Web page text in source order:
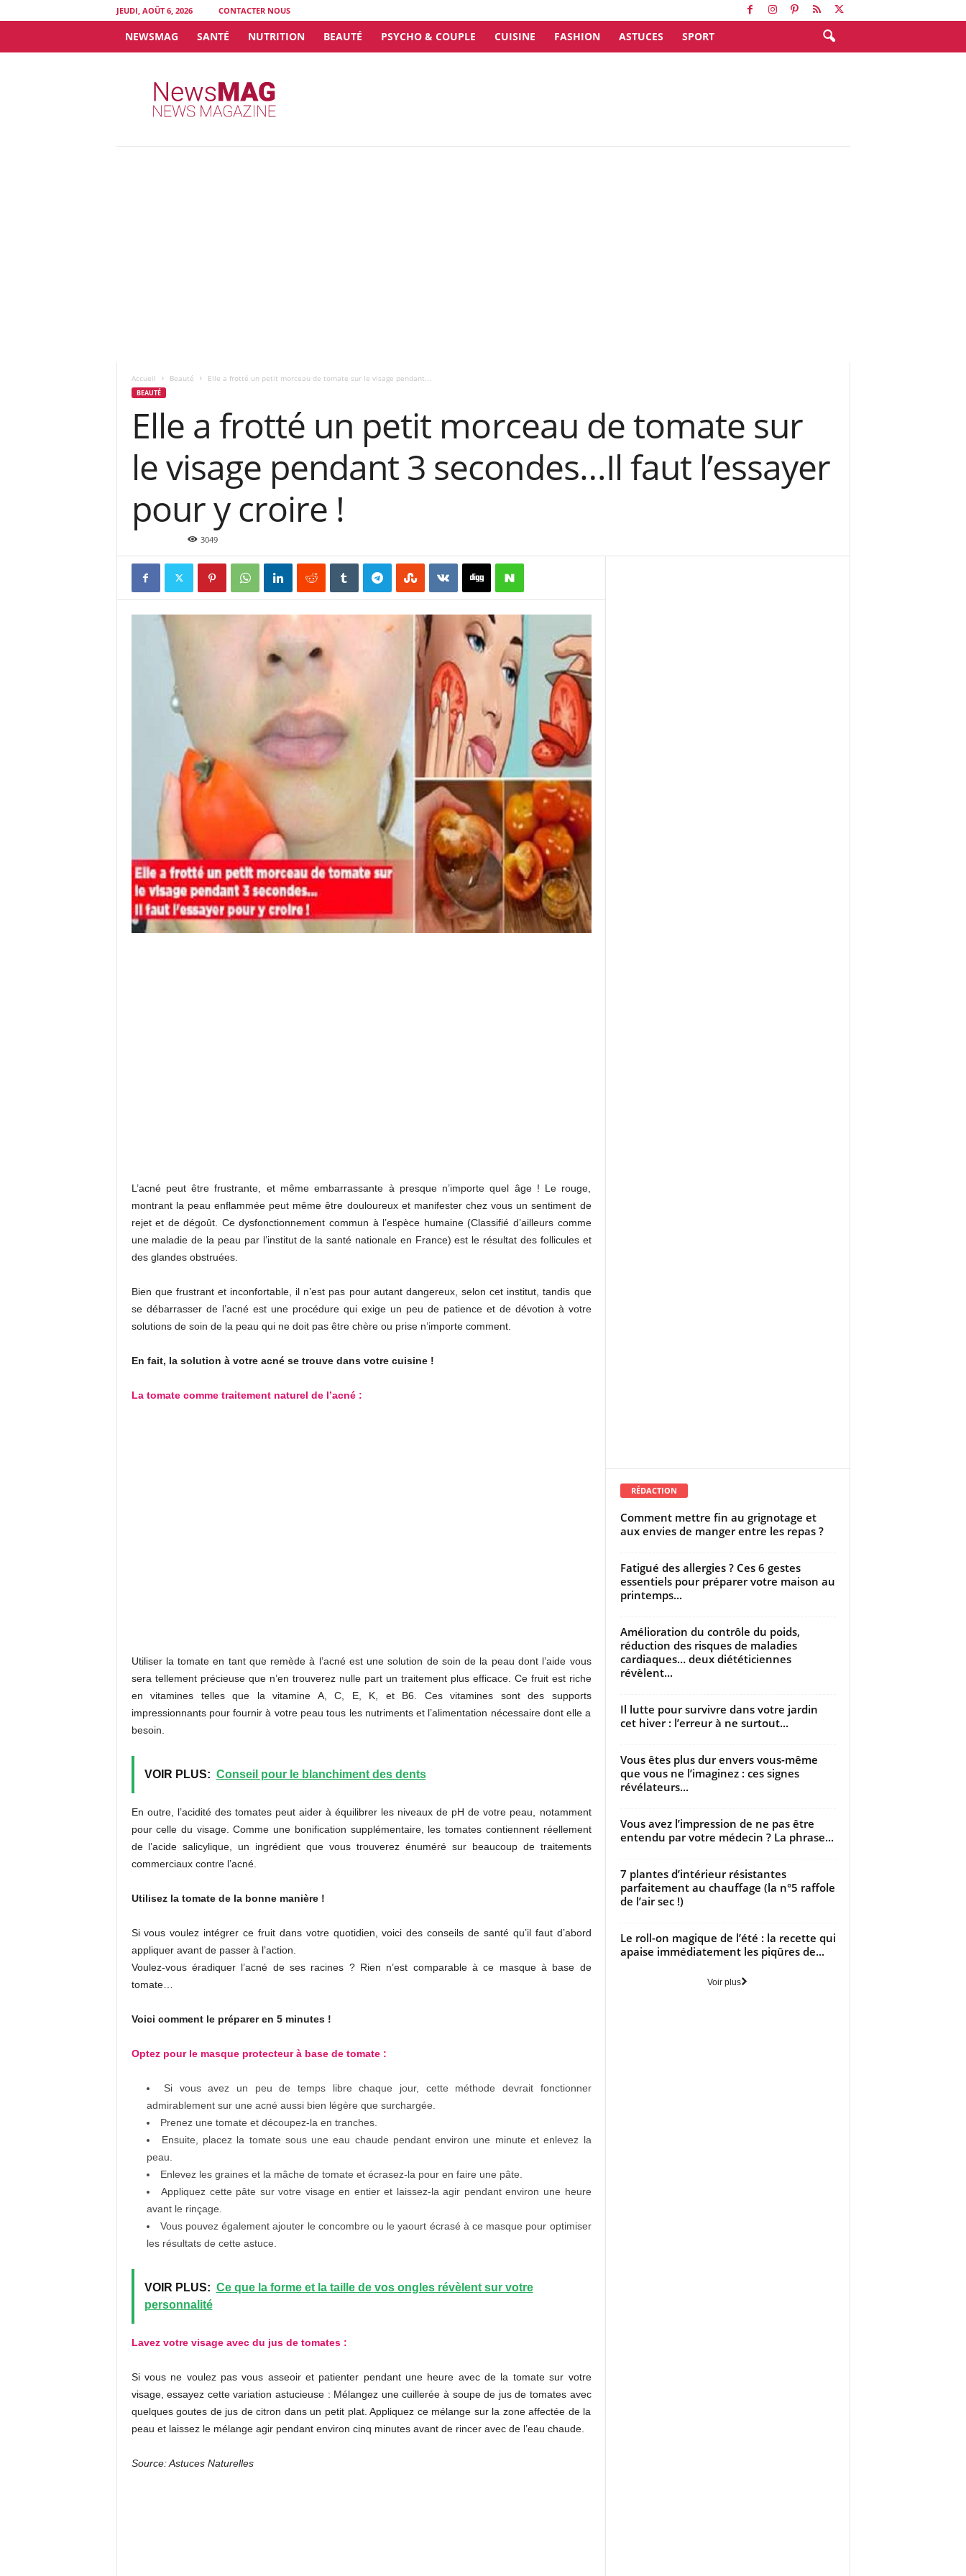
JEUDI, AOÛT 6, 2026 CONTACTER NOUS
NEWSMAG SANTÉ NUTRITION BEAUTÉ PSYCHO & COUPLE CUISINE FASHION ASTUCES SPORT
Accueil Beauté Elle a frotté un petit morceau de tomate sur le visage pendant...
BEAUTÉ
Elle a frotté un petit morceau de tomate sur
le visage pendant 3 secondes…Il faut l’essayer
pour y croire !
3049
L’acné peut être frustrante, et même embarrassante à presque n’importe quel âge ! Le rouge,
montrant la peau enflammée peut même être douloureux et manifester chez vous un sentiment de
rejet et de dégoût. Ce dysfonctionnement commun à l’espèce humaine (Classifié d’ailleurs comme
une maladie de la peau par l’institut de la santé nationale en France) est le résultat des follicules et
des glandes obstruées.
Bien que frustrant et inconfortable, il n’est pas pour autant dangereux, selon cet institut, tandis que
se débarrasser de l’acné est une procédure qui exige un peu de patience et de dévotion à votre
solutions de soin de la peau qui ne doit pas être chère ou prise n’importe comment.
En fait, la solution à votre acné se trouve dans votre cuisine !
La tomate comme traitement naturel de l’acné :
Utiliser la tomate en tant que remède à l’acné est une solution de soin de la peau dont l’aide vous
sera tellement précieuse que n’en trouverez nulle part un traitement plus efficace. Ce fruit est riche
en vitamines telles que la vitamine A, C, E, K, et B6. Ces vitamines sont des supports
impressionnants pour fournir à votre peau tous les nutriments et l’alimentation nécessaire dont elle a
besoin.
VOIR PLUS: Conseil pour le blanchiment des dents
En outre, l’acidité des tomates peut aider à équilibrer les niveaux de pH de votre peau, notamment
pour celle du visage. Comme une bonification supplémentaire, les tomates contiennent réellement
de l’acide salicylique, un ingrédient que vous trouverez énuméré sur beaucoup de traitements
commerciaux contre l’acné.
Utilisez la tomate de la bonne manière !
Si vous voulez intégrer ce fruit dans votre quotidien, voici des conseils de santé qu’il faut d’abord
appliquer avant de passer à l’action.
Voulez-vous éradiquer l’acné de ses racines ? Rien n’est comparable à ce masque à base de
tomate…
Voici comment le préparer en 5 minutes !
Optez pour le masque protecteur à base de tomate :
Si vous avez un peu de temps libre chaque jour, cette méthode devrait fonctionner
admirablement sur une acné aussi bien légère que surchargée.
Prenez une tomate et découpez-la en tranches.
Ensuite, placez la tomate sous une eau chaude pendant environ une minute et enlevez la
peau.
Enlevez les graines et la mâche de tomate et écrasez-la pour en faire une pâte.
Appliquez cette pâte sur votre visage en entier et laissez-la agir pendant environ une heure
avant le rinçage.
Vous pouvez également ajouter le concombre ou le yaourt écrasé à ce masque pour optimiser
les résultats de cette astuce.
VOIR PLUS: Ce que la forme et la taille de vos ongles révèlent sur votre
personnalité
Lavez votre visage avec du jus de tomates :
Si vous ne voulez pas vous asseoir et patienter pendant une heure avec de la tomate sur votre
visage, essayez cette variation astucieuse : Mélangez une cuillerée à soupe de jus de tomates avec
quelques goutes de jus de citron dans un petit plat. Appliquez ce mélange sur la zone affectée de la
peau et laissez le mélange agir pendant environ cinq minutes avant de rincer avec de l’eau chaude.
Source: Astuces Naturelles
RÉDACTION
Comment mettre fin au grignotage et
aux envies de manger entre les repas ?
Fatigué des allergies ? Ces 6 gestes
essentiels pour préparer votre maison au
printemps...
Amélioration du contrôle du poids,
réduction des risques de maladies
cardiaques… deux diététiciennes
révèlent...
Il lutte pour survivre dans votre jardin
cet hiver : l’erreur à ne surtout...
Vous êtes plus dur envers vous-même
que vous ne l’imaginez : ces signes
révélateurs...
Vous avez l’impression de ne pas être
entendu par votre médecin ? La phrase...
7 plantes d’intérieur résistantes
parfaitement au chauffage (la n°5 raffole
de l’air sec !)
Le roll-on magique de l’été : la recette qui
apaise immédiatement les piqûres de...
Voir plus